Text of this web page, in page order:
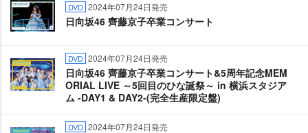
DVD 2024年07月24日発売
日向坂46 齊藤京子卒業コンサート
DVD 2024年07月24日発売
日向坂46 齊藤京子卒業コンサート&5周年記念MEM
ORIAL LIVE ～5回目のひな誕祭～ in 横浜スタジア
ム -DAY1 & DAY2-(完全生産限定盤)
DVD 2024年07月24日発売